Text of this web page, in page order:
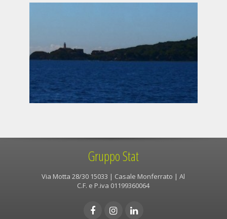
Gruppo Stat
Via Motta 28/30 15033 | Casale Monferrato | Al
C.F. e P.iva 01199360064